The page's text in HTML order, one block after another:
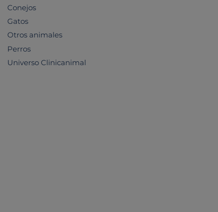
Conejos
Gatos
Otros animales
Perros
Universo Clinicanimal